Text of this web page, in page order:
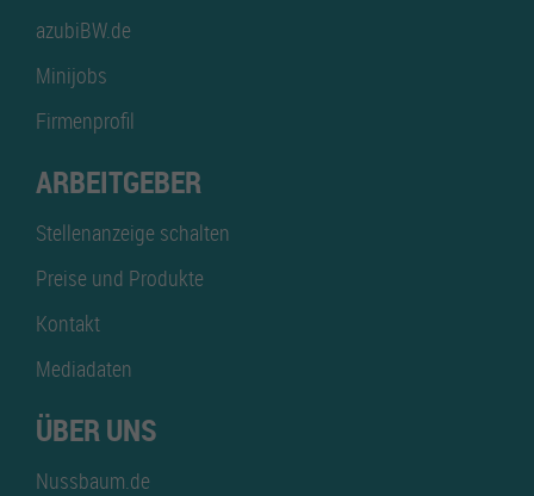
azubiBW.de
Minijobs
Firmenprofil
ARBEITGEBER
Stellenanzeige schalten
Preise und Produkte
Kontakt
Mediadaten
ÜBER UNS
Nussbaum.de